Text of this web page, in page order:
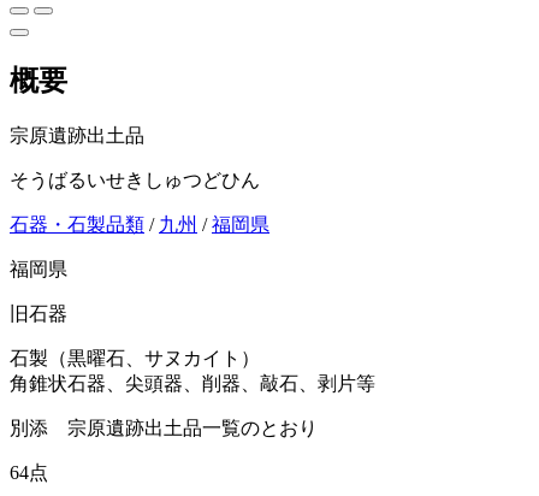
概要
宗原遺跡出土品
そうばるいせきしゅつどひん
石器・石製品類 / 九州 /福岡県
福岡県
旧石器
石製（黒曜石、サヌカイト）
角錐状石器、尖頭器、削器、敲石、剥片等
別添 宗原遺跡出土品一覧のとおり
64点